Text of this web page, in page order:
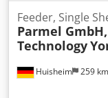
Huisheim 259 km
Feeder, Single
Parmel GmbH,
Technology